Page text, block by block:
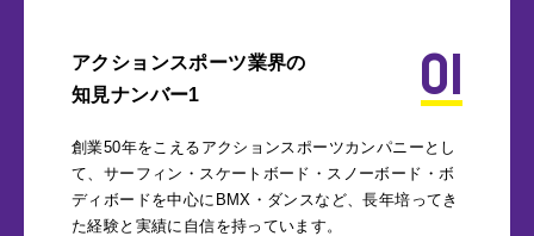
01
アクションスポーツ業界の
知見ナンバー1
創業50年をこえるアクションスポーツカンパニーとし
て、サーフィン・スケートボード・スノーボード・ボ
ディボードを中心にBMX・ダンスなど、長年培ってき
た経験と実績に自信を持っています。